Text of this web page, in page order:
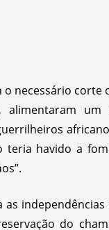
necessário corte
alimentaram um
teria havido a
independências
do